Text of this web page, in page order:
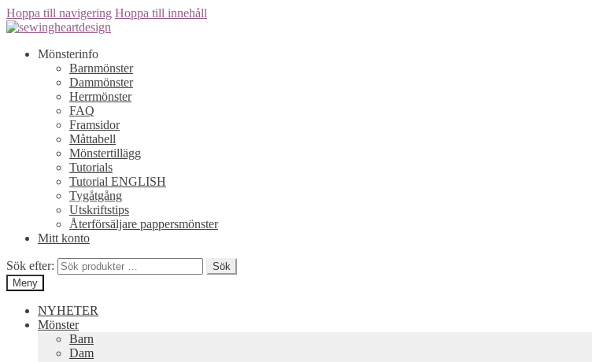
Hoppa till navigering Hoppa till innehåll
Mönsterinfo
Barnmönster
Dammönster
Herrmönster
FAQ
Framsidor
Måttabell
Mönstertillägg
Tutorials
Tutorial ENGLISH
Tygåtgång
Utskriftstips
Återförsäljare pappersmönster
Mitt konto
Sök efter:
Sök
Meny
NYHETER
Mönster
Barn
Dam